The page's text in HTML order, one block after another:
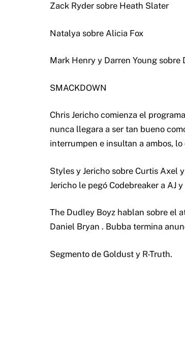
Zack Ryder sobre Heath Slater
Natalya sobre Alicia Fox
Mark Henry y Darren Young sobre
SMACKDOWN
Chris Jericho comienza el
nunca llegara a ser tan bueno
interrumpen e insultan a ambos,
Styles y Jericho sobre Curtis Axel
Jericho le pegó Codebreaker a AJ
The Dudley Boyz hablan sobre el
Daniel Bryan . Bubba termina
Segmento de Goldust y R-Truth.